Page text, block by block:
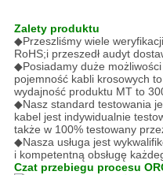
Zalety produktu
◆Przeszliśmy wiele
RoHS;i przeszedł audyt
◆Posiadamy duże
pojemność kabli krosowych
wydajność produktu MT to
◆Nasz standard testowania
kabel jest indywidualnie
także w 100% testowany
◆Nasza usługa jest
i kompetentną obsługę
Czat przebiegu procesu